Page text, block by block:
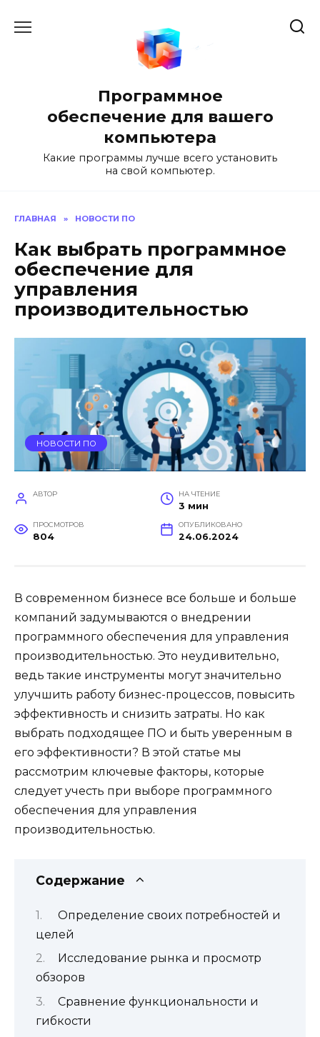
Программное
обеспечение для вашего
компьютера
Какие программы лучше всего установить
на свой компьютер.
ГЛАВНАЯ » НОВОСТИ ПО
Как выбрать программное
обеспечение для
управления
производительностью
НОВОСТИ ПО
АВТОР НА ЧТЕНИЕ
3 мин
ПРОСМОТРОВ
804
ОПУБЛИКОВАНО
24.06.2024
В современном бизнесе все больше и больше
компаний задумываются о внедрении
программного обеспечения для управления
производительностью. Это неудивительно,
ведь такие инструменты могут значительно
улучшить работу бизнес-процессов, повысить
эффективность и снизить затраты. Но как
выбрать подходящее ПО и быть уверенным в
его эффективности? В этой статье мы
рассмотрим ключевые факторы, которые
следует учесть при выборе программного
обеспечения для управления
производительностью.
Содержание
Определение своих потребностей и
целей
Исследование рынка и просмотр
обзоров
Сравнение функциональности и
гибкости